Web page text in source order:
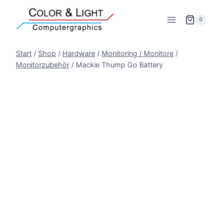
springen
0
Start / Shop / Hardware / Monitoring / Monitore /
Monitorzubehör / Mackie Thump Go Battery